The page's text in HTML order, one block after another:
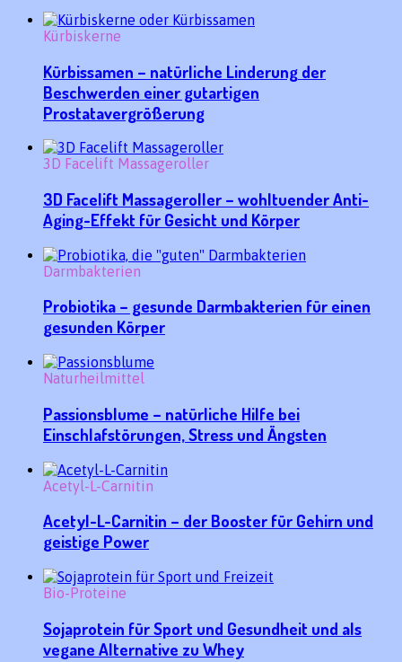
Kürbiskerne
Kürbissamen – natürliche Linderung der
Beschwerden einer gutartigen
Prostatavergrößerung
3D Facelift Massageroller
3D Facelift Massageroller – wohltuender Anti-
Aging-Effekt für Gesicht und Körper
Darmbakterien
Probiotika – gesunde Darmbakterien für einen
gesunden Körper
Naturheilmittel
Passionsblume – natürliche Hilfe bei
Einschlafstörungen, Stress und Ängsten
Acetyl-L-Carnitin
Acetyl-L-Carnitin – der Booster für Gehirn und
geistige Power
Bio-Proteine
Sojaprotein für Sport und Gesundheit und als
vegane Alternative zu Whey